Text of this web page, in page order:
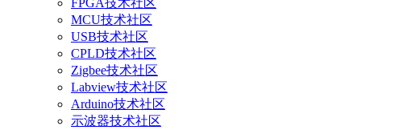
FPGA技术社区
MCU技术社区
USB技术社区
CPLD技术社区
Zigbee技术社区
Labview技术社区
Arduino技术社区
示波器技术社区